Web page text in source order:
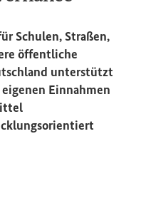
Schulen, Straßen,
öffentliche
unterstützt
Einnahmen